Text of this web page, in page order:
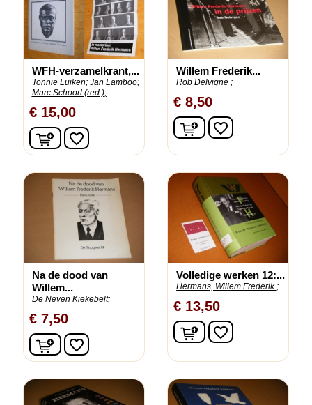
WFH-verzamelkrant,...
Tonnie Luiken; Jan Lamboo;
Marc Schoorl (red.);
€ 15,00
In winkelwagen
favorite_border
Willem Frederik...
Rob Delvigne ;
€ 8,50
In winkelwagen
favorite_border
Na de dood van
Willem...
De Neven Kiekebelt;
€ 7,50
In winkelwagen
favorite_border
Volledige werken 12:...
Hermans, Willem Frederik ;
€ 13,50
In winkelwagen
favorite_border